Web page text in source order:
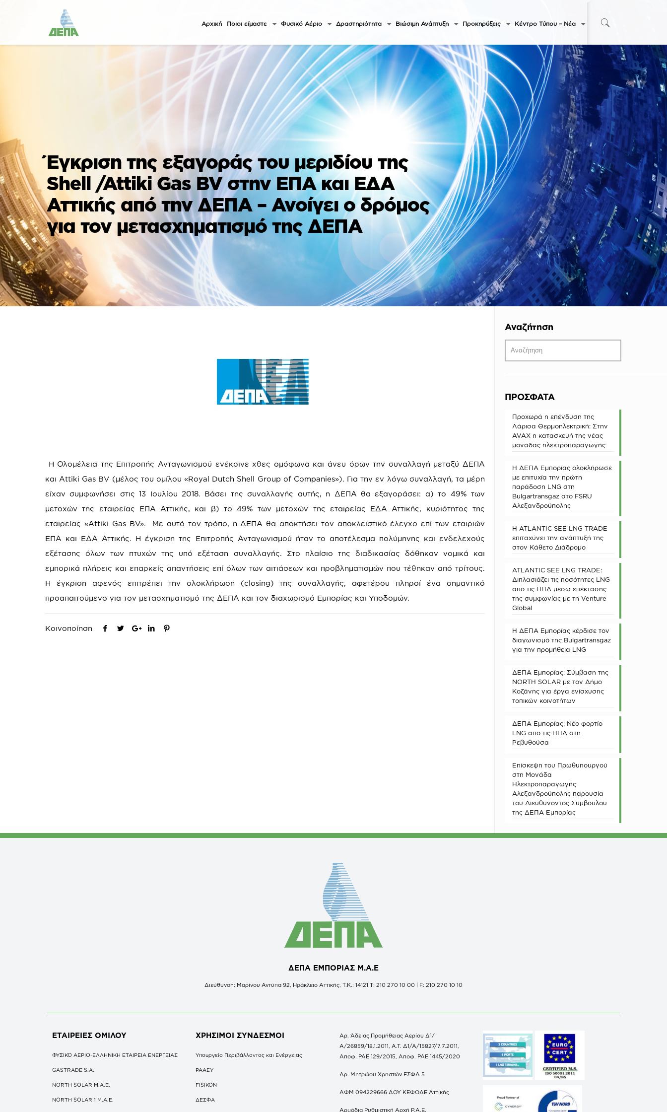
Αρχική Ποιοι είμαστε Φυσικό Αέριο Δραστηριότητα Βιώσιμη Ανάπτυξη Προκηρύξεις Κέντρο Τύπου – Νέα
Έγκριση της εξαγοράς του μεριδίου της
Shell /Attiki Gas BV στην ΕΠΑ και ΕΔΑ
Αττικής από την ΔΕΠΑ – Ανοίγει ο δρόμος
για τον μετασχηματισμό της ΔΕΠΑ
Η Ολομέλεια της Επιτροπής Ανταγωνισμού ενέκρινε χθες ομόφωνα και άνευ όρων την συναλλαγή μεταξύ ΔΕΠΑ
και Attiki Gas BV (μέλος του ομίλου «Royal Dutch Shell Group of Companies»). Για την εν λόγω συναλλαγή, τα μέρη
είχαν συμφωνήσει στις 13 Ιουλίου 2018. Βάσει της συναλλαγής αυτής, η ΔΕΠΑ θα εξαγοράσει: α) το 49% των
μετοχών της εταιρείας ΕΠΑ Αττικής, και β) το 49% των μετοχών της εταιρείας ΕΔΑ Αττικής, κυριότητος της
εταιρείας «Attiki Gas BV». Με αυτό τον τρόπο, η ΔΕΠΑ θα αποκτήσει τον αποκλειστικό έλεγχο επί των εταιριών
ΕΠΑ και ΕΔΑ Αττικής. Η έγκριση της Επιτροπής Ανταγωνισμού ήταν το αποτέλεσμα πολύμηνης και ενδελεχούς
εξέτασης όλων των πτυχών της υπό εξέταση συναλλαγής. Στο πλαίσιο της διαδικασίας δόθηκαν νομικά και
εμπορικά πλήρεις και επαρκείς απαντήσεις επί όλων των αιτιάσεων και προβληματισμών που τέθηκαν από τρίτους.
Η έγκριση αφενός επιτρέπει την ολοκλήρωση (closing) της συναλλαγής, αφετέρου πληροί ένα σημαντικό
προαπαιτούμενο για τον μετασχηματισμό της ΔΕΠΑ και τον διαχωρισμό Εμπορίας και Υποδομών.
Κοινοποίηση
Αναζήτηση
ΠΡΟΣΦΑΤΑ
Προχωρά η επένδυση της
Λάρισα Θερμοηλεκτρική: Στην
AVAX η κατασκευή της νέας
μονάδας ηλεκτροπαραγωγής
Η ΔΕΠΑ Εμπορίας ολοκλήρωσε
με επιτυχία την πρώτη
παράδοση LNG στη
Bulgartransgaz στο FSRU
Αλεξανδρούπολης
Η ATLANTIC SEE LNG TRADE
επιταχύνει την ανάπτυξή της
στον Κάθετο Διάδρομο
ATLANTIC SEE LNG TRADE:
Διπλασιάζει τις ποσότητες LNG
από τις ΗΠΑ μέσω επέκτασης
της συμφωνίας με τη Venture
Global
Η ΔΕΠΑ Εμπορίας κέρδισε τον
διαγωνισμό της Bulgartransgaz
για την προμήθεια LNG
ΔΕΠΑ Εμπορίας: Σύμβαση της
NORTH SOLAR με τον Δήμο
Κοζάνης για έργα ενίσχυσης
τοπικών κοινοτήτων
ΔΕΠΑ Εμπορίας: Νέο φορτίο
LNG από τις ΗΠΑ στη
Ρεβυθούσα
Επίσκεψη του Πρωθυπουργού
στη Μονάδα
Ηλεκτροπαραγωγής
Αλεξανδρούπολης παρουσία
του Διευθύνοντος Συμβούλου
της ΔΕΠΑ Εμπορίας
ΔΕΠΑ ΕΜΠΟΡΙΑΣ Μ.Α.Ε
Διεύθυνση: Μαρίνου Αντύπα 92, Ηράκλειο Αττικής, Τ.Κ.: 14121 Τ: 210 270 10 00 | F: 210 270 10 10
ΕΤΑΙΡΕΙΕΣΟΜΙΛΟΥ
ΦΥΣΙΚΟ ΑΕΡΙΟ-ΕΛΛΗΝΙΚΗ ΕΤΑΙΡΕΙΑ ΕΝΕΡΓΕΙΑΣ
GASTRADE S.A.
NORTH SOLAR M.Α.Ε.
NORTH SOLAR 1 M.Α.Ε.
ΧΡΗΣΙΜΟΙ ΣΥΝΔΕΣΜΟΙ
Υπουργείο Περιβάλλοντος και Ενέργειας
ΡΑΑΕΥ
FISIKON
ΔΕΣΦΑ
Αρ. Άδειας Προμήθειας Αερίου Δ1/
Α/26859/18.1.2011, Α.Τ. Δ1/Α/15827/7.7.2011,
Αποφ. ΡΑΕ 129/2015, Αποφ. ΡΑΕ 1445/2020
Αρ. Μητρώου Χρηστών ΕΣΦΑ 5
ΑΦΜ 094229666 ΔΟΥ ΚΕΦΟΔΕ Αττικής
Αρμόδια Ρυθμιστική Αρχή Ρ.Α.Ε.